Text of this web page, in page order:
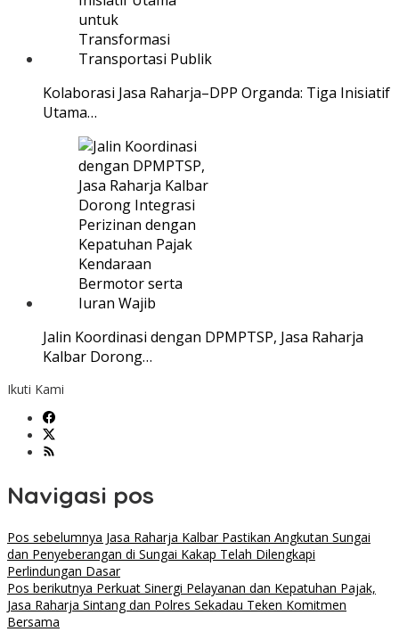
Kolaborasi Jasa Raharja–DPP Organda: Tiga Inisiatif
Utama…
Jalin Koordinasi dengan DPMPTSP, Jasa Raharja
Kalbar Dorong…
Ikuti Kami
Navigasi pos
Pos sebelumnya Jasa Raharja Kalbar Pastikan Angkutan Sungai
dan Penyeberangan di Sungai Kakap Telah Dilengkapi
Perlindungan Dasar
Pos berikutnya Perkuat Sinergi Pelayanan dan Kepatuhan Pajak,
Jasa Raharja Sintang dan Polres Sekadau Teken Komitmen
Bersama